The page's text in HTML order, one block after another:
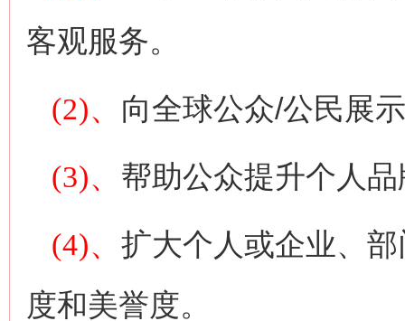
客观服务。
(2)、 向全球公众/公民展
(3)、 帮助公众提升个人
(4)、 扩大个人或企业、
度和美誉度。